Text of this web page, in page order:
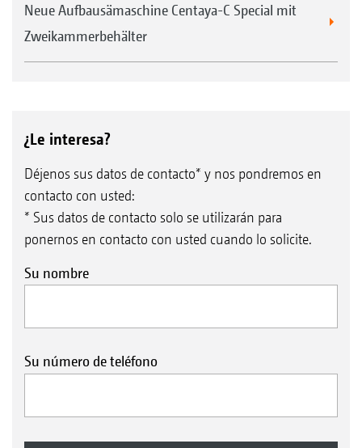
Neue Aufbausämaschine Centaya-C Special mit
Zweikammerbehälter
¿Le interesa?
Déjenos sus datos de contacto* y nos pondremos en
contacto con usted:
* Sus datos de contacto solo se utilizarán para
ponernos en contacto con usted cuando lo solicite.
Su nombre
Su número de teléfono